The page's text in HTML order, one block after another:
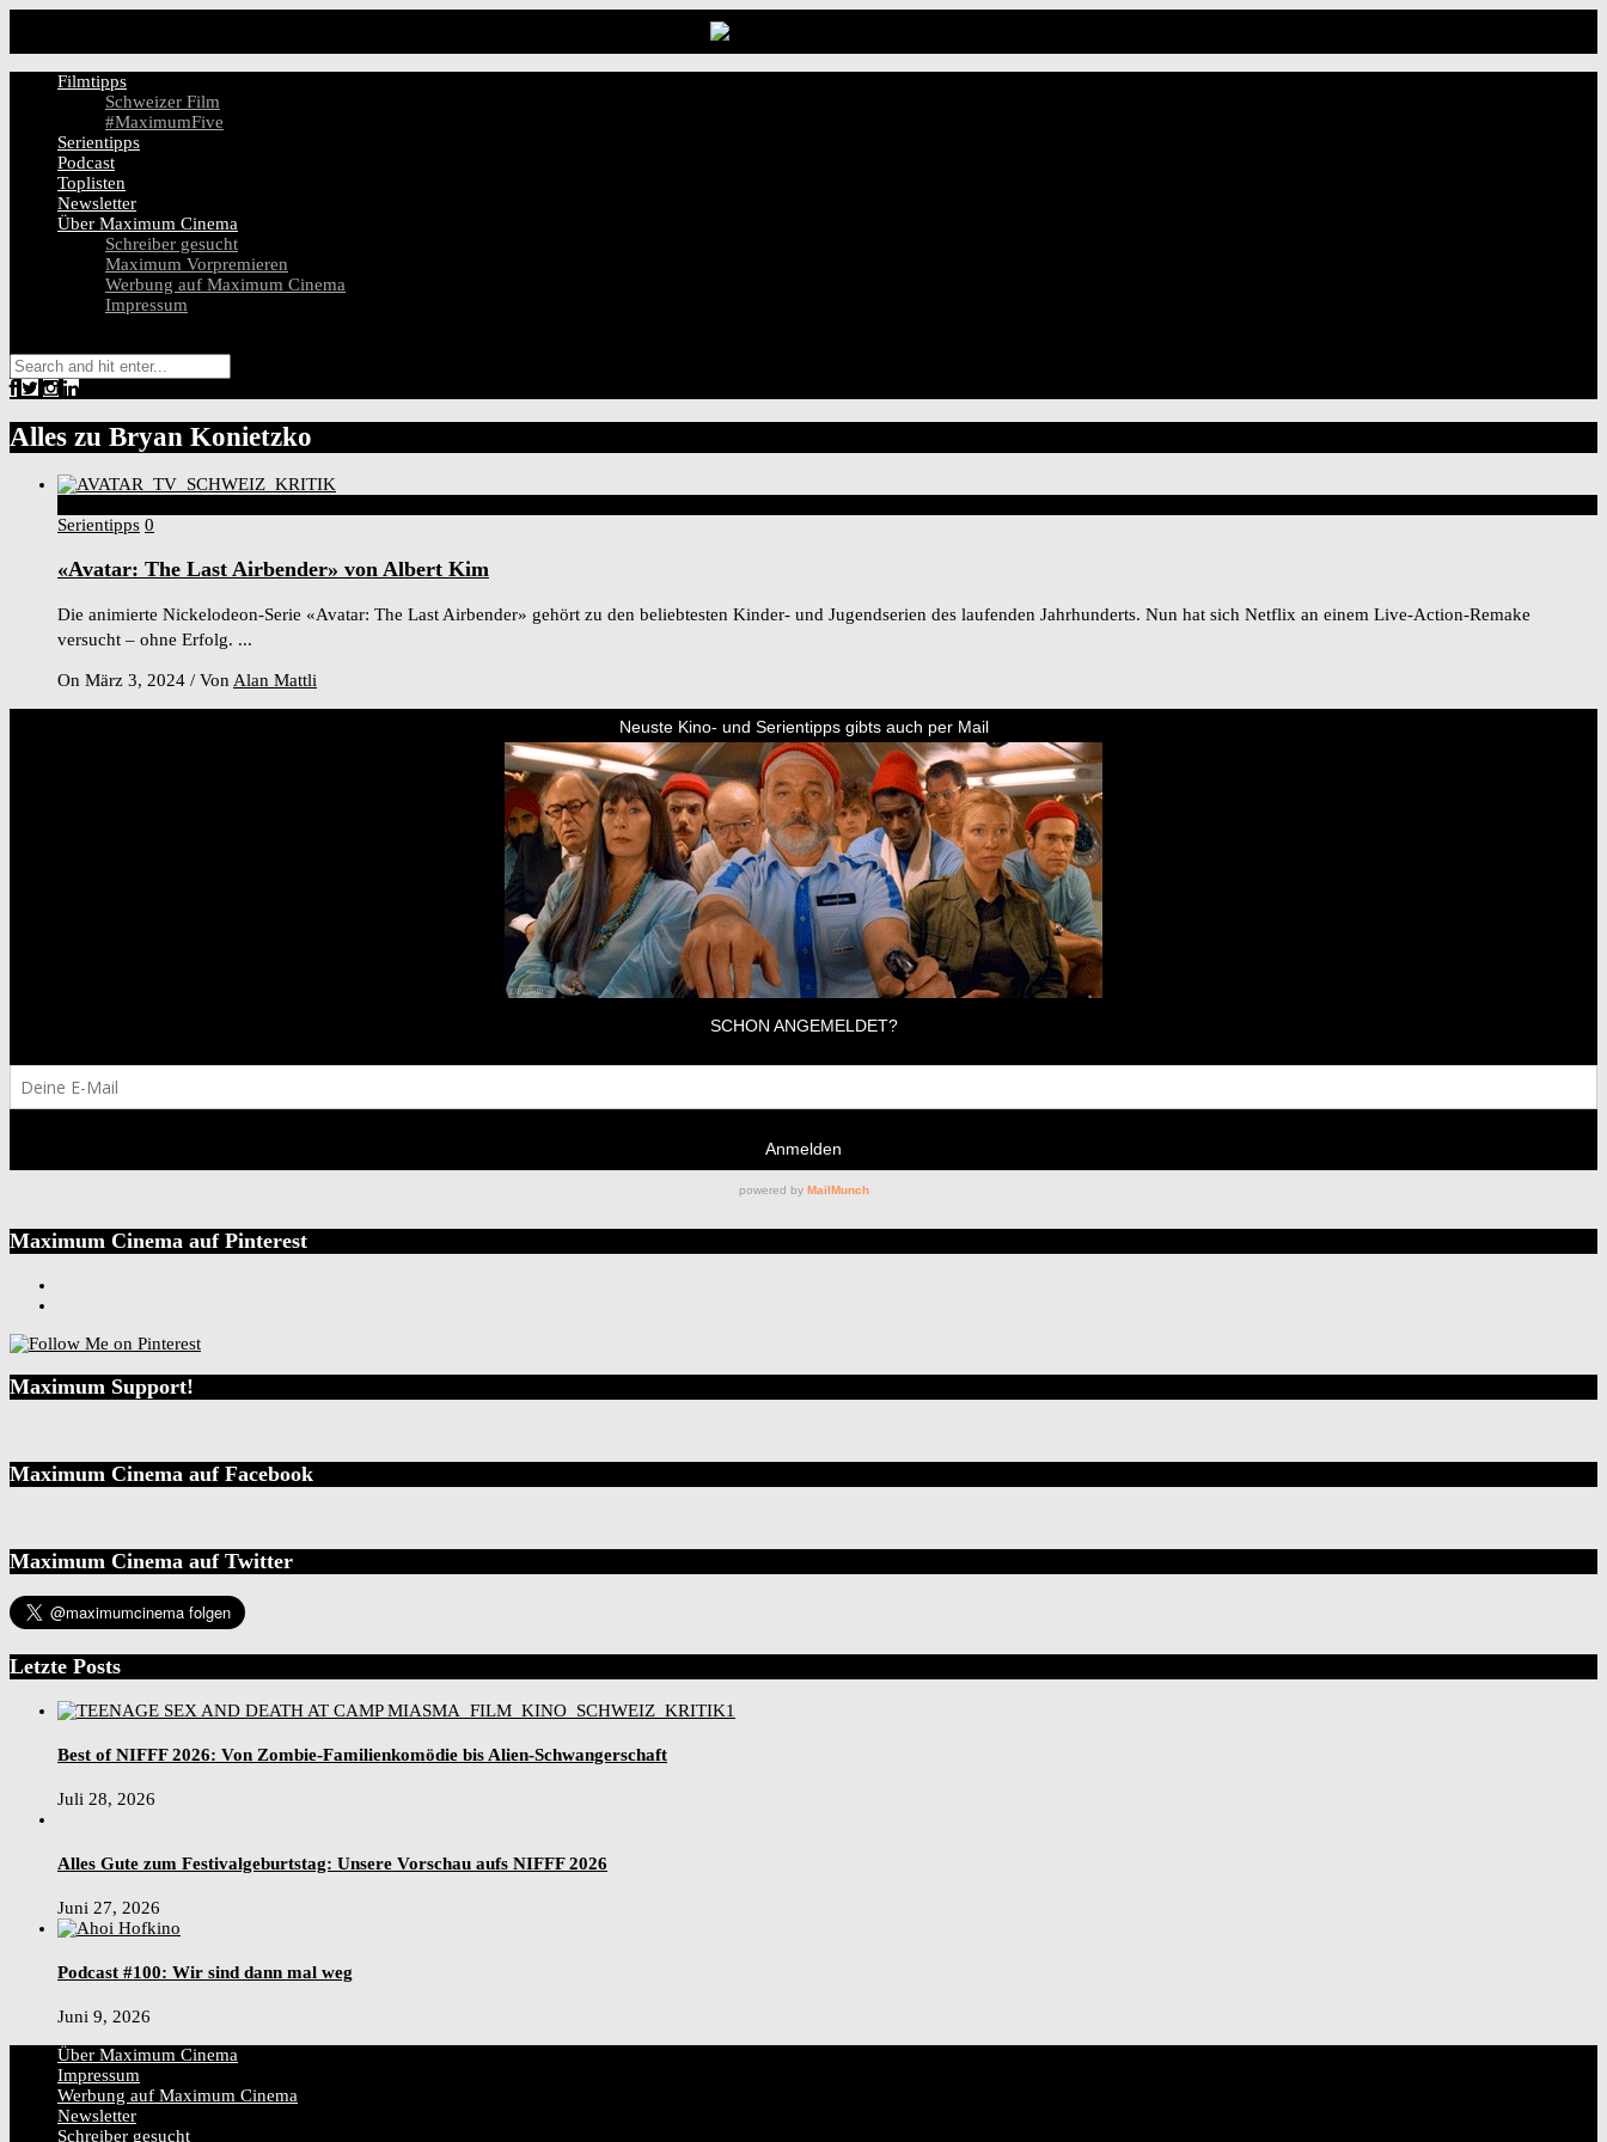
Filmtipps
Schweizer Film
#MaximumFive
Serientipps
Podcast
Toplisten
Newsletter
Über Maximum Cinema
Schreiber gesucht
Maximum Vorpremieren
Werbung auf Maximum Cinema
Impressum
Alles zu Bryan Konietzko
Serientipps 0
«Avatar: The Last Airbender» von Albert Kim
Die animierte Nickelodeon-Serie «Avatar: The Last Airbender» gehört zu den beliebtesten Kinder- und Jugendserien des laufenden Jahrhunderts. Nun hat sich Netflix an einem Live-Action-Remake
versucht – ohne Erfolg. ...
On März 3, 2024 / Von Alan Mattli
Maximum Cinema auf Pinterest
Maximum Support!
Maximum Cinema auf Facebook
Maximum Cinema auf Twitter
Letzte Posts
Best of NIFFF 2026: Von Zombie-Familienkomödie bis Alien-Schwangerschaft
Juli 28, 2026
Alles Gute zum Festivalgeburtstag: Unsere Vorschau aufs NIFFF 2026
Juni 27, 2026
Podcast #100: Wir sind dann mal weg
Juni 9, 2026
Über Maximum Cinema
Impressum
Werbung auf Maximum Cinema
Newsletter
Schreiber gesucht